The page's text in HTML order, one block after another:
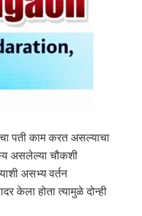
पती काम करत असल्याचा
असलेल्या चौकशी
असभ्य वर्तन
केला होता त्यामुळे दोन्ही